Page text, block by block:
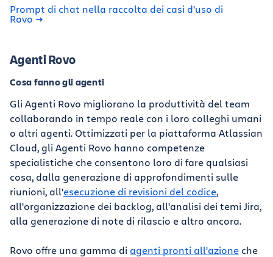
Prompt di chat nella raccolta dei casi d'uso di
Rovo
Agenti Rovo
Cosa fanno gli agenti
Gli Agenti Rovo migliorano la produttività del team
collaborando in tempo reale con i loro colleghi umani
o altri agenti. Ottimizzati per la piattaforma Atlassian
Cloud, gli Agenti Rovo hanno competenze
specialistiche che consentono loro di fare qualsiasi
cosa, dalla generazione di approfondimenti sulle
riunioni, all'esecuzione di revisioni del codice,
all'organizzazione dei backlog, all'analisi dei temi Jira,
alla generazione di note di rilascio e altro ancora.
Rovo offre una gamma di agenti pronti all'azione che